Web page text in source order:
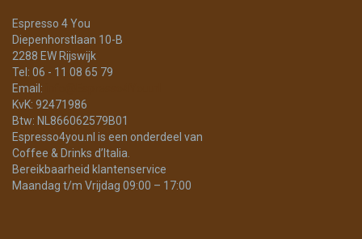
Espresso 4 You
Diepenhorstlaan 10-B
2288 EW Rijswijk
Tel: 06 - 11 08 65 79
Email:
KvK: 92471986
Btw: NL866062579B01
Espresso4you.nl is een onderdeel van
Coffee & Drinks d’Italia.
Bereikbaarheid klantenservice
Maandag t/m Vrijdag 09:00 – 17:00